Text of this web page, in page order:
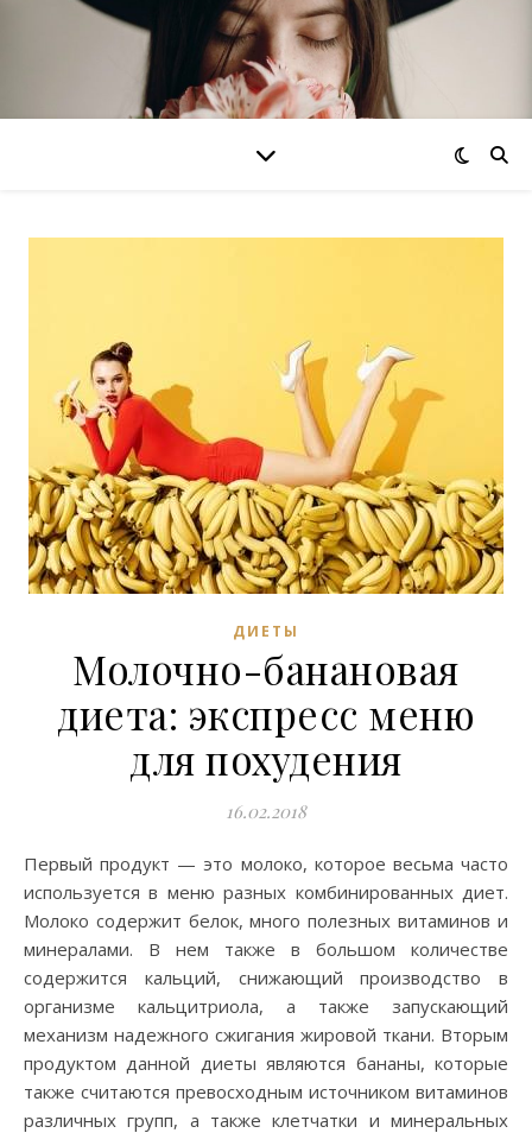
ДИЕТЫ
Молочно-банановая
диета: экспресс меню
для похудения
16.02.2018
Первый продукт — это молоко, которое весьма часто
используется в меню разных комбинированных диет.
Молоко содержит белок, много полезных витаминов и
минералами. В нем также в большом количестве
содержится кальций, снижающий производство в
организме кальцитриола, а также запускающий
механизм надежного сжигания жировой ткани. Вторым
продуктом данной диеты являются бананы, которые
также считаются превосходным источником витаминов
различных групп, а также клетчатки и минеральных